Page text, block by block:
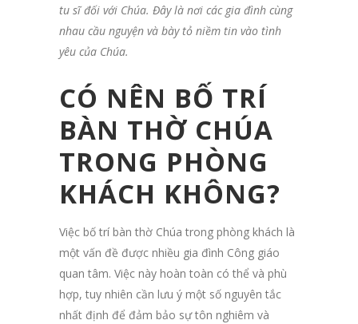
tu sĩ đối với Chúa. Đây là nơi các gia đình cùng
nhau cầu nguyện và bày tỏ niềm tin vào tình
yêu của Chúa.
CÓ NÊN BỐ TRÍ
BÀN THỜ CHÚA
TRONG PHÒNG
KHÁCH KHÔNG?
Việc bố trí bàn thờ Chúa trong phòng khách là
một vấn đề được nhiều gia đình Công giáo
quan tâm. Việc này hoàn toàn có thể và phù
hợp, tuy nhiên cần lưu ý một số nguyên tắc
nhất định để đảm bảo sự tôn nghiêm và